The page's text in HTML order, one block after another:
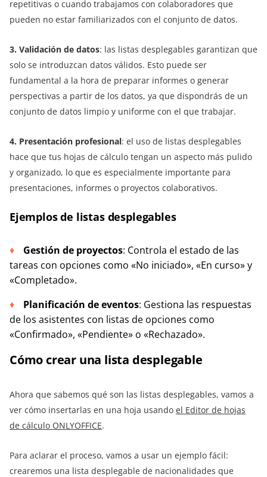
repetitivas o cuando trabajamos con colaboradores que
pueden no estar familiarizados con el conjunto de datos.
3. Validación de datos: las listas desplegables garantizan que
solo se introduzcan datos válidos. Esto puede ser
fundamental a la hora de preparar informes o generar
perspectivas a partir de los datos, ya que dispondrás de un
conjunto de datos limpio y uniforme con el que trabajar.
4. Presentación profesional: el uso de listas desplegables
hace que tus hojas de cálculo tengan un aspecto más pulido
y organizado, lo que es especialmente importante para
presentaciones, informes o proyectos colaborativos.
Ejemplos de listas desplegables
Gestión de proyectos: Controla el estado de las
tareas con opciones como «No iniciado», «En curso» y
«Completado».
Planificación de eventos: Gestiona las respuestas
de los asistentes con listas de opciones como
«Confirmado», «Pendiente» o «Rechazado».
Cómo crear una lista desplegable
Ahora que sabemos qué son las listas desplegables, vamos a
ver cómo insertarlas en una hoja usando el Editor de hojas
de cálculo ONLYOFFICE.
Para aclarar el proceso, vamos a usar un ejemplo fácil:
crearemos una lista desplegable de nacionalidades que